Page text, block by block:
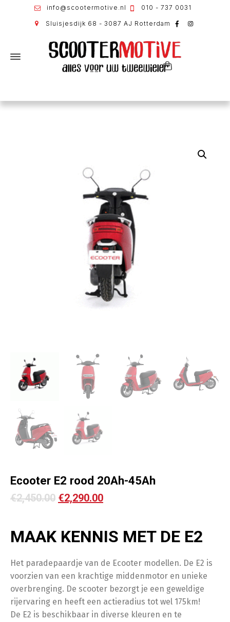
info@scootermotive.nl 010 - 737 0031
Sluisjesdijk 68 - 3087 AJ Rotterdam
Ecooter E2 rood 20Ah-45Ah
€2,450.00 €2,290.00
MAAK KENNIS MET DE E2
Het paradepaardje van de Ecooter modellen. De E2 is
voorzien van een krachtige middenmotor en unieke
overbrenging. De scooter bezorgt je een geweldige
rijervaring en heeft een actieradius tot wel 175km!
De E2 is beschikbaar in diverse kleuren en te